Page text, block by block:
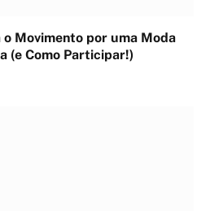
o Movimento por uma Moda
(e Como Participar!)